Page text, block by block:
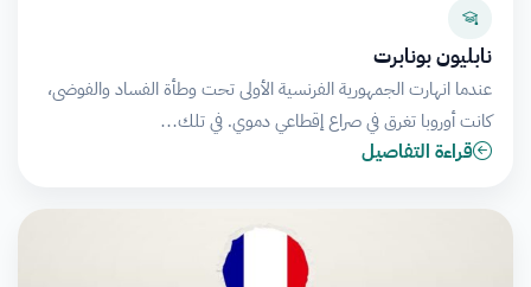
نابليون بونابرت
عندما انهارت الجمهورية الفرنسية الأولى تحت وطأة الفساد والفوضى،
كانت أوروبا تغرق في صراع إقطاعي دموي. في تلك…
قراءة التفاصيل